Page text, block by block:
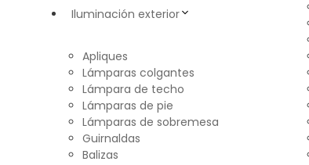
Iluminación exterior
Apliques
Lámparas colgantes
Lámpara de techo
Lámparas de pie
Lámparas de sobremesa
Guirnaldas
Balizas